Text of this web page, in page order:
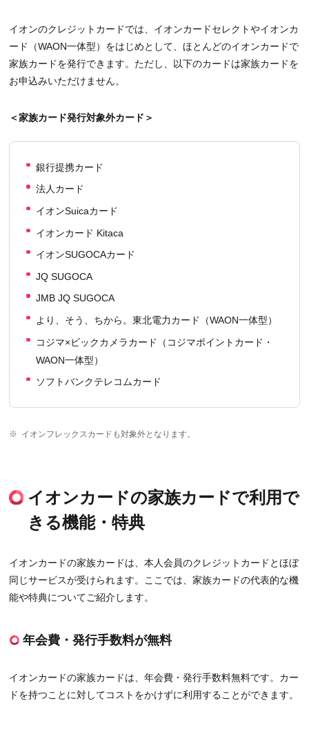
イオンのクレジットカードでは、イオンカードセレクトやイオンカ
ード（WAON一体型）をはじめとして、ほとんどのイオンカードで
家族カードを発行できます。ただし、以下のカードは家族カードを
お申込みいただけません。
＜家族カード発行対象外カード＞
銀行提携カード
法人カード
イオンSuicaカード
イオンカード Kitaca
イオンSUGOCAカード
JQ SUGOCA
JMB JQ SUGOCA
より、そう、ちから。東北電力カード（WAON一体型）
コジマ×ビックカメラカード（コジマポイントカード・
WAON一体型）
ソフトバンクテレコムカード
※ イオンフレックスカードも対象外となります。
イオンカードの家族カードで利用で
きる機能・特典
イオンカードの家族カードは、本人会員のクレジットカードとほぼ
同じサービスが受けられます。ここでは、家族カードの代表的な機
能や特典についてご紹介します。
年会費・発行手数料が無料
イオンカードの家族カードは、年会費・発行手数料無料です。カー
ドを持つことに対してコストをかけずに利用することができます。